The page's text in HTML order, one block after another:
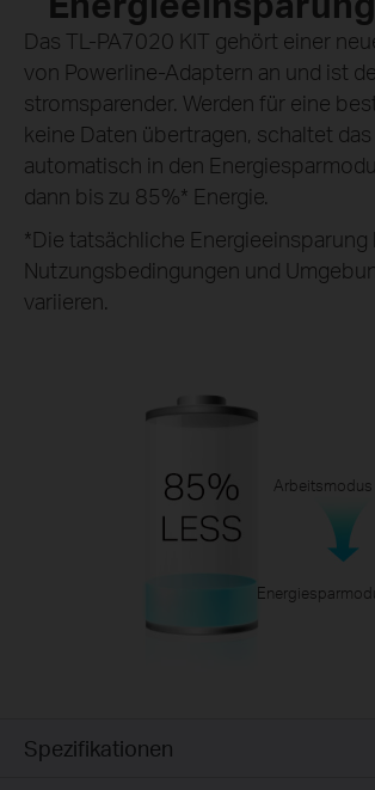
Das TL-PA7020 KIT gehört einer
von Powerline-Adaptern an und ist
stromsparender. Werden für eine
keine Daten übertragen, schaltet das
automatisch in den
dann bis zu 85%* Energie.
*Die tatsächliche Energieeinsparung
Nutzungsbedingungen und
variieren.
Arbeitsmodus
Spezifikationen